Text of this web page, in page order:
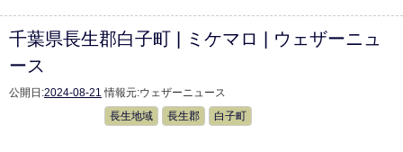
千葉県長生郡白子町 | ミケマロ | ウェザーニュ
ース
公開日:2024-08-21 情報元:ウェザーニュース
長生地域
長生郡 白子町